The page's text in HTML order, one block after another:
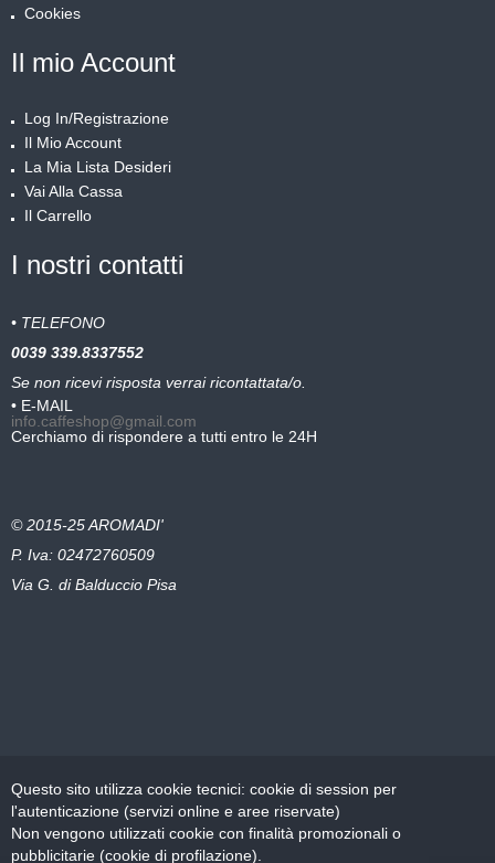
Cookies
Il mio Account
Log In/Registrazione
Il Mio Account
La Mia Lista Desideri
Vai Alla Cassa
Il Carrello
I nostri contatti
• TELEFONO
0039 339.8337552
Se non ricevi risposta verrai ricontattata/o.
• E-MAIL
info.caffeshop@gmail.com
Cerchiamo di rispondere a tutti entro le 24H
© 2015-25 AROMADI'
P. Iva: 02472760509
Via G. di Balduccio Pisa
Questo sito utilizza cookie tecnici: cookie di session per
l'autenticazione (servizi online e aree riservate)
Non vengono utilizzati cookie con finalità promozionali o
pubblicitarie (cookie di profilazione).